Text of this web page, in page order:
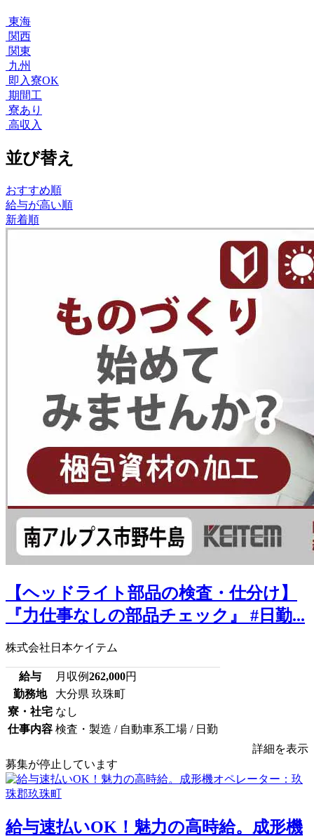
東海
関西
関東
九州
即入寮OK
期間工
寮あり
高収入
並び替え
おすすめ順
給与が高い順
新着順
【ヘッドライト部品の検査・仕分け】
『力仕事なしの部品チェック』 #日勤...
株式会社日本ケイテム
給与 月収例262,000円
勤務地
大分県 玖珠町
寮・社宅 なし
仕事内容 検査・製造 / 自動車系工場 / 日勤
詳細を表示
募集が停止しています
給与速払いOK！魅力の高時給。成形機